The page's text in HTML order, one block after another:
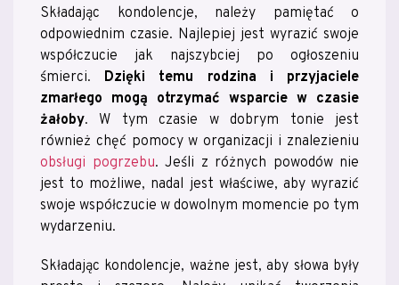
Składając kondolencje, należy pamiętać o
odpowiednim czasie. Najlepiej jest wyrazić swoje
współczucie jak najszybciej po ogłoszeniu
śmierci. Dzięki temu rodzina i przyjaciele
zmarłego mogą otrzymać wsparcie w czasie
żałoby. W tym czasie w dobrym tonie jest
również chęć pomocy w organizacji i znalezieniu
obsługi pogrzebu. Jeśli z różnych powodów nie
jest to możliwe, nadal jest właściwe, aby wyrazić
swoje współczucie w dowolnym momencie po tym
wydarzeniu.
Składając kondolencje, ważne jest, aby słowa były